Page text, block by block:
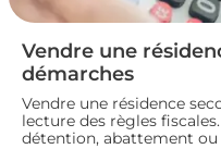
Vendre une
démarches
Vendre une résidence
lecture des règles
détention, abattement